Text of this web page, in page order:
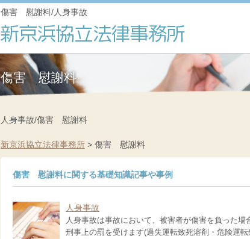
傷害 慰謝料/人身事故
傷害 慰謝料
人身事故/傷害 慰謝料
新京浜協立法律事務所 > 傷害 慰謝料
傷害 慰謝料に関する基礎知識記事や事例
人身事故
人身事故は事故において、被害者が傷害を負った
刑事上の罰を受けます(過失運転致死溶剤・危険運